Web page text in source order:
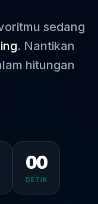
sedang
. Nantikan
hitungan
00
DETIK